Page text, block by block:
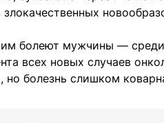
злокачественных
болеют мужчины — среди
всех новых случаев
но болезнь слишком